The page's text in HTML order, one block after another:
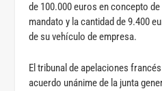
de 100.000 euros en concepto
mandato y la cantidad de 9.400
de su vehículo de empresa.
El tribunal de apelaciones
acuerdo unánime de la junta